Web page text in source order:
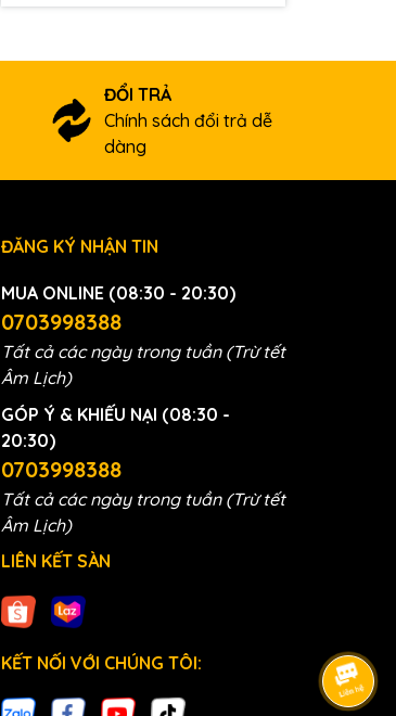
ĐỔI TRẢ
Chính sách đổi trả dễ
dàng
ĐĂNG KÝ NHẬN TIN
MUA ONLINE (08:30 - 20:30)
0703998388
Tất cả các ngày trong tuần (Trừ tết
Âm Lịch)
GÓP Ý & KHIẾU NẠI (08:30 -
20:30)
0703998388
Tất cả các ngày trong tuần (Trừ tết
Âm Lịch)
LIÊN KẾT SÀN
KẾT NỐI VỚI CHÚNG TÔI: